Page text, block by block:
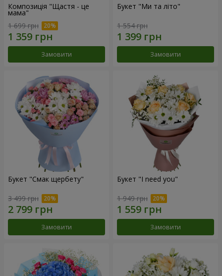
Композиція "Щастя - це
мама"
1 699 грн
Замовити
Букет "Ми та літо"
1 554 грн
Замовити
Букет "Смак щербету"
3 499 грн
Замовити
Букет "I need you"
1 949 грн
Замовити